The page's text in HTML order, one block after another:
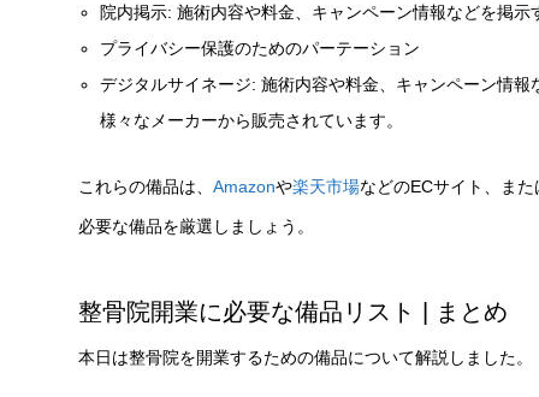
院内掲示: 施術内容や料金、キャンペーン情報などを掲
プライバシー保護のためのパーテーション
デジタルサイネージ: 施術内容や料金、キャンペーン情
様々なメーカーから販売されています。
これらの備品は、 Amazonや楽天市場などのECサイト、ま
必要な備品を厳選しましょう。
整骨院開業に必要な備品リスト | まとめ
本日は整骨院を開業するための備品について解説しました。